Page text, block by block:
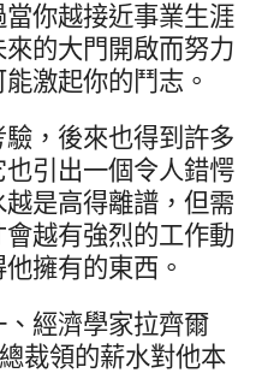
你越接近事業生涯
的大門開啟而努力
激起你的鬥志。
，後來也得到許多
引出一個令人錯愕
是高得離譜，但需
越有強烈的工作動
擁有的東西。
經濟學家拉齊爾
裁領的薪水對他本